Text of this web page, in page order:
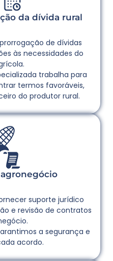
da dívida rural
de dívidas
às necessidades do
trabalha para
termos favoráveis,
do produtor rural.
suporte jurídico
e revisão de contratos
a segurança e
acordo.